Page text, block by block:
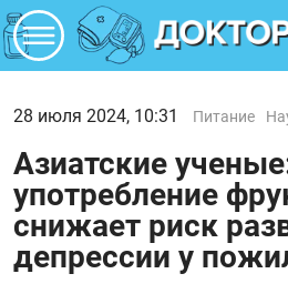
28 июля 2024, 10:31 Питание
Азиатские
употребление
снижает риск
депрессии у